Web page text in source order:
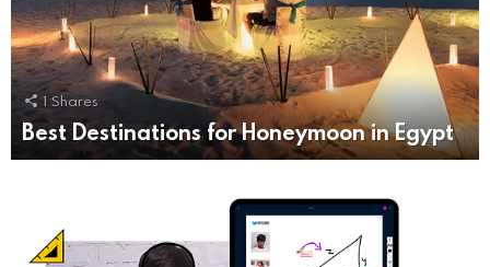
1 Shares
Best Destinations for Honeymoon in Egypt